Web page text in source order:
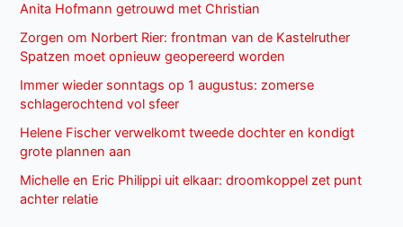
Anita Hofmann getrouwd met Christian
Zorgen om Norbert Rier: frontman van de Kastelruther
Spatzen moet opnieuw geopereerd worden
Immer wieder sonntags op 1 augustus: zomerse
schlagerochtend vol sfeer
Helene Fischer verwelkomt tweede dochter en kondigt
grote plannen aan
Michelle en Eric Philippi uit elkaar: droomkoppel zet punt
achter relatie